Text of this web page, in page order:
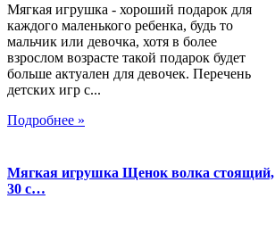
Мягкая игрушка - хороший подарок для
каждого маленького ребенка, будь то
мальчик или девочка, хотя в более
взрослом возрасте такой подарок будет
больше актуален для девочек. Перечень
детских игр с...
Подробнее »
Мягкая игрушка Щенок волка стоящий,
30 с…